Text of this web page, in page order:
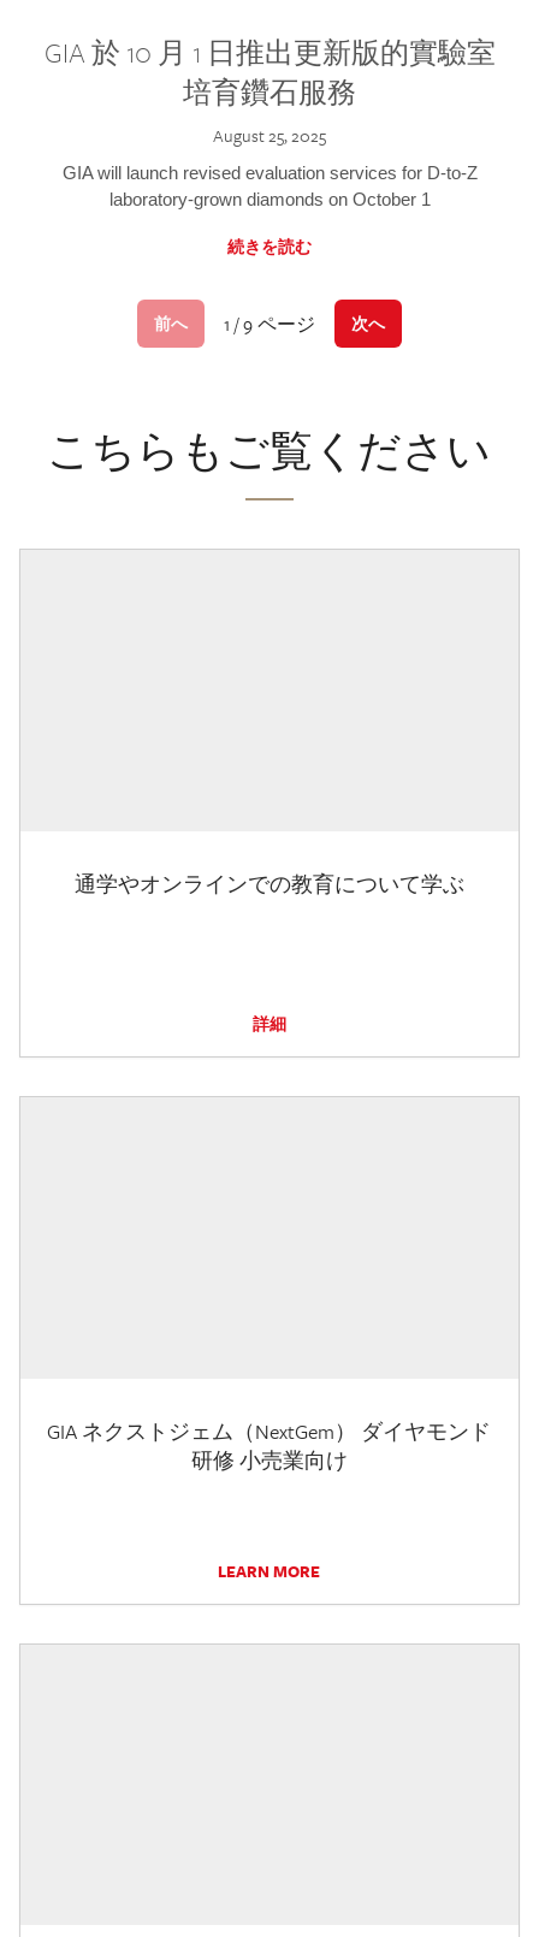
GIA 於 10 月 1 日推出更新版的實驗室
培育鑽石服務
August 25, 2025
GIA will launch revised evaluation services for D-to-Z
laboratory-grown diamonds on October 1
続きを読む
前へ 1 / 9 ページ 次へ
こちらもご覧ください
通学やオンラインでの教育について学ぶ
詳細
GIA ネクストジェム（NextGem） ダイヤモンド
研修 小売業向け
LEARN MORE